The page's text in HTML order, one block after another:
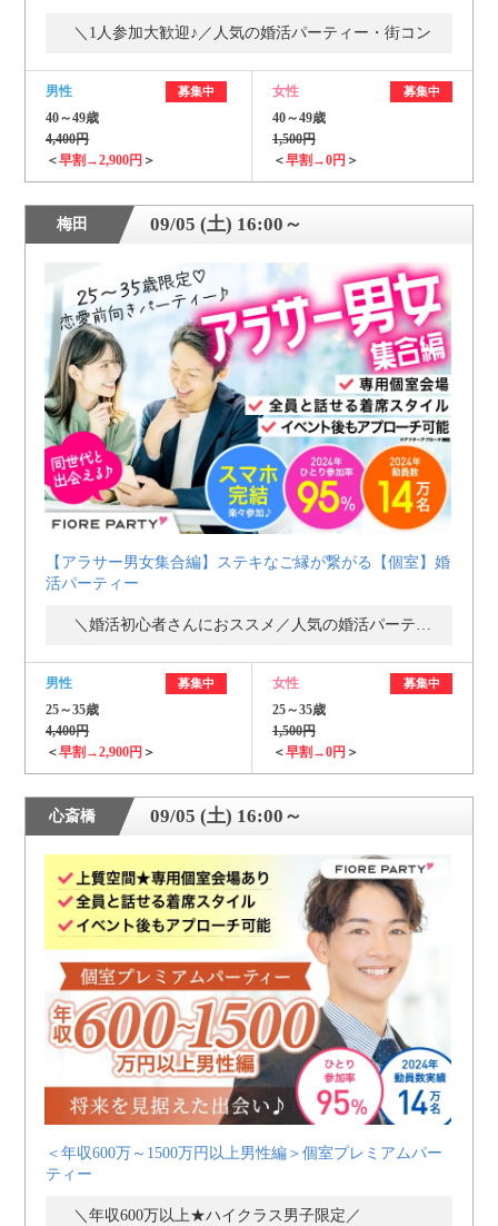
＼1人参加大歓迎♪／人気の婚活パーティー・街コン
男性 募集中
40～49歳
4,400円
＜早割→2,900円 ＞
女性 募集中
40～49歳
1,500円
＜早割→0円 ＞
梅田 09/05 (土) 16:00～
【アラサー男女集合編】ステキなご縁が繋がる【個室】婚
活パーティー
男性 募集中
25～35歳
4,400円
＜早割→2,900円 ＞
女性 募集中
25～35歳
1,500円
＜早割→0円 ＞
心斎橋 09/05 (土) 16:00～
＜年収600万～1500万円以上男性編＞個室プレミアムパー
ティー
＼年収600万以上★ハイクラス男子限定／